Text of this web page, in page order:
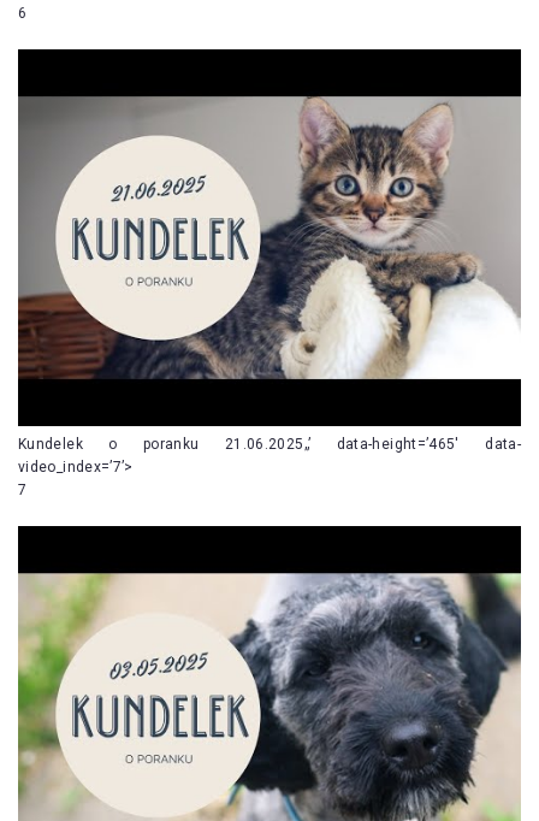
6
Kundelek o poranku 21.06.2025„’ data-height=’465′ data-
video_index=’7’>
7